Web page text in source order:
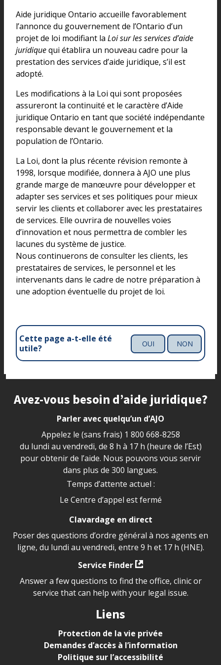
Aide juridique Ontario accueille favorablement
l’annonce du gouvernement de l’Ontario d’un
projet de loi modifiant la Loi sur les services d’aide
juridiquequi établira un nouveau cadre pour la
prestation des services d’aide juridique, s’il est
adopté.
Les modifications à la Loi qui sont proposées
assureront la continuité et le caractère d’Aide
juridique Ontario en tant que société indépendante
responsable devant le gouvernement et la
population de l’Ontario.
La Loi, dont la plus récente révision remonte à
1998, lorsque modifiée, donnera à AJO une plus
grande marge de manœuvre pour développer et
adapter ses services et ses politiques pour mieux
servir les clients et collaborer avec les prestataires
de services. Elle ouvrira de nouvelles voies
d’innovation et nous permettra de combler les
lacunes du système de justice.
Nous continuerons de consulter les clients, les
prestataires de services, le personnel et les
intervenants dans le cadre de notre préparation à
une adoption éventuelle du projet de loi.
Cette page a-t-elle été
utile?
OUI NON
Site footer
Avez-vous besoin d’aide juridique?
Parler avec quelqu’un d’AJO
Appelez le (sans frais) 1 800 668-8258
du lundi au vendredi, de 8 h à 17 h (heure de l’Est)
pour obtenir de l’aide. Nous pouvons vous servir
dans plus de 300 langues.
Temps d’attente actuel :
Le Centre d’appel est fermé
Clavardage en direct
Poser des questions d’ordre général à nos agents en
ligne, du lundi au vendredi, entre 9 h et 17 h (HNE).
Service Finder
Answer a few questions to find the office, clinic or
service that can help with your legal issue.
Liens
Protection de la vie privée
Demandes d’accès à l’information
Politique sur l’accessibilité